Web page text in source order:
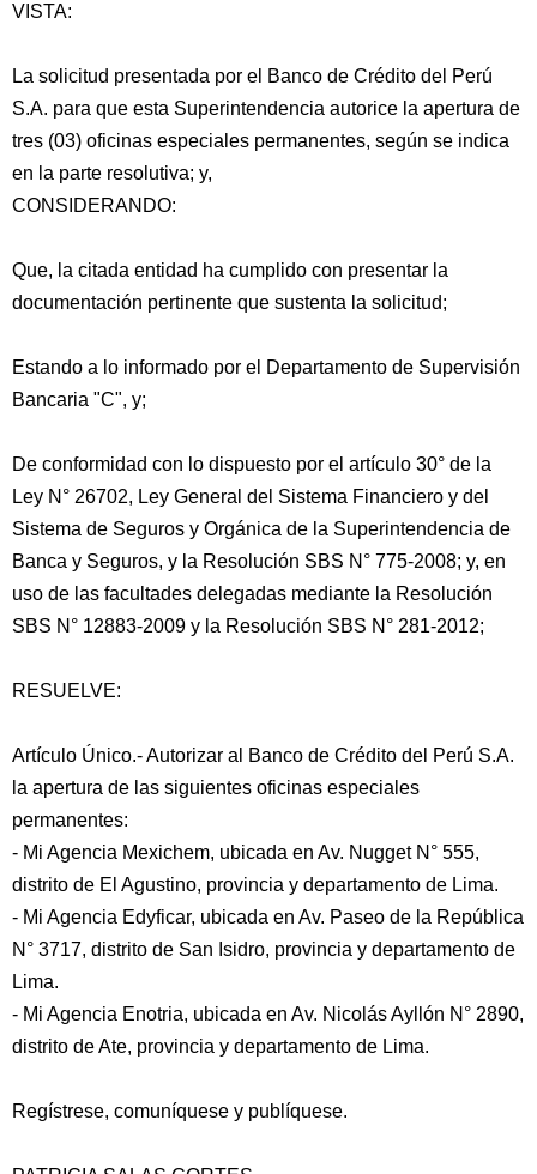
VISTA:
La solicitud presentada por el Banco de Crédito del Perú
S.A. para que esta Superintendencia autorice la apertura de
tres (03) oficinas especiales permanentes, según se indica
en la parte resolutiva; y,
CONSIDERANDO:
Que, la citada entidad ha cumplido con presentar la
documentación pertinente que sustenta la solicitud;
Estando a lo informado por el Departamento de Supervisión
Bancaria "C", y;
De conformidad con lo dispuesto por el artículo 30° de la
Ley N° 26702, Ley General del Sistema Financiero y del
Sistema de Seguros y Orgánica de la Superintendencia de
Banca y Seguros, y la Resolución SBS N° 775-2008; y, en
uso de las facultades delegadas mediante la Resolución
SBS N° 12883-2009 y la Resolución SBS N° 281-2012;
RESUELVE:
Artículo Único.- Autorizar al Banco de Crédito del Perú S.A.
la apertura de las siguientes oficinas especiales
permanentes:
- Mi Agencia Mexichem, ubicada en Av. Nugget N° 555,
distrito de El Agustino, provincia y departamento de Lima.
- Mi Agencia Edyficar, ubicada en Av. Paseo de la República
N° 3717, distrito de San Isidro, provincia y departamento de
Lima.
- Mi Agencia Enotria, ubicada en Av. Nicolás Ayllón N° 2890,
distrito de Ate, provincia y departamento de Lima.
Regístrese, comuníquese y publíquese.